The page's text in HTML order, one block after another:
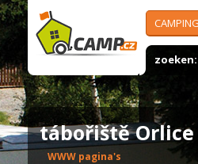
zoeken:
tábořiště Orlice
WWW pagina's